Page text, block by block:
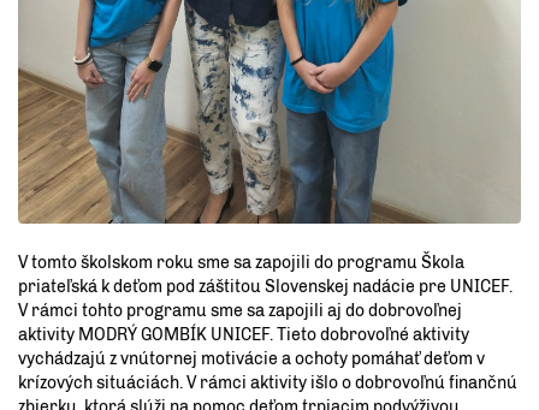
V tomto školskom roku sme sa zapojili do programu Škola
priateľská k deťom pod záštitou Slovenskej nadácie pre UNICEF.
V rámci tohto programu sme sa zapojili aj do dobrovoľnej
aktivity MODRÝ GOMBÍK UNICEF. Tieto dobrovoľné aktivity
vychádzajú z vnútornej motivácie a ochoty pomáhať deťom v
krízových situáciách. V rámci aktivity išlo o dobrovoľnú finančnú